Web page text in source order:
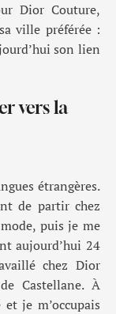
Dior Couture,
ville préférée :
son lien
vers la
étrangères.
de partirchez
, puis je me
aujourd’hui 24
chez Dior
Castellane.À
et je m’occupais